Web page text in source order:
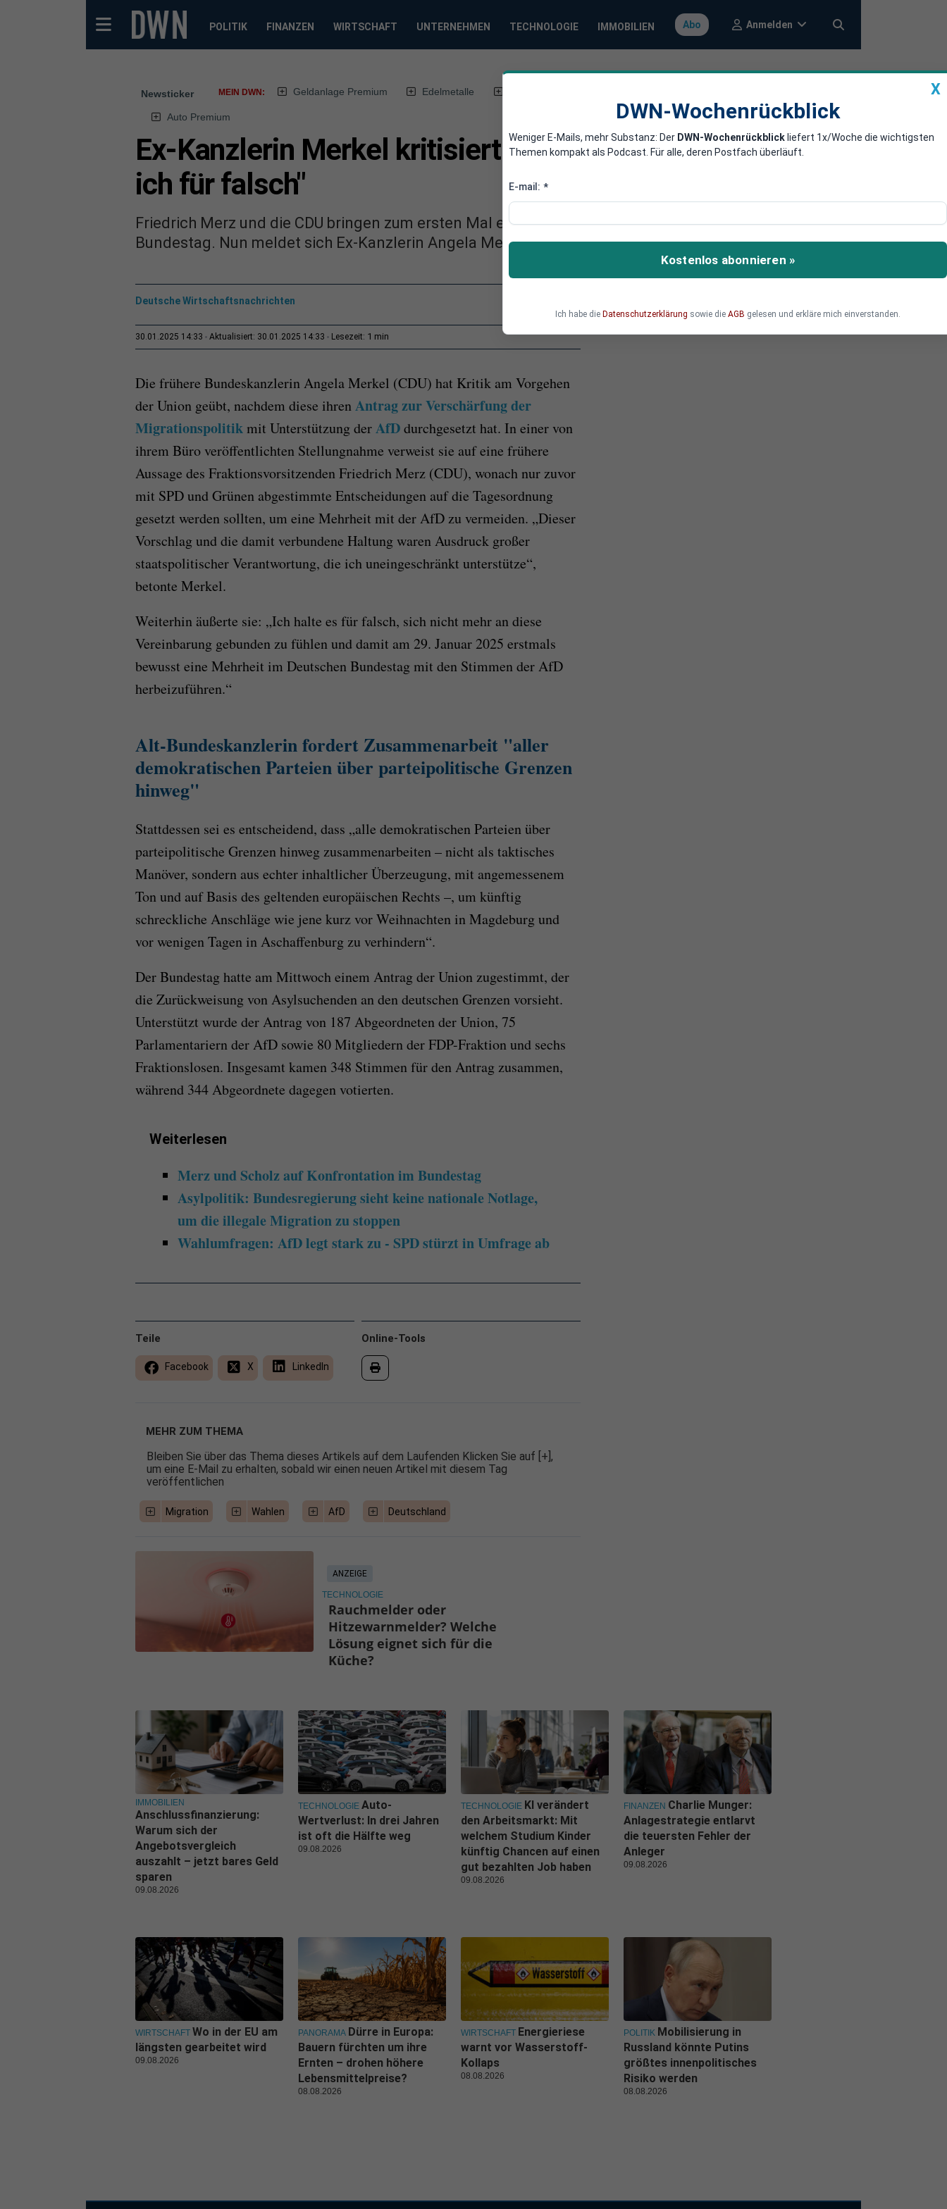
POLITIK FINANZEN WIRTSCHAFT UNTERNEHMEN TECHNOLOGIE IMMOBILIEN Abo Anmelden
Newsticker MEIN DWN: Geldanlage Premium Edelmetalle
Auto Premium
Ex-Kanzlerin Merkel kritisiert Friedrich Merz: "Halte
ich für falsch"
Friedrich Merz und die CDU bringen zum ersten Mal einen Antrag mit Hilfe der AfD durch den
Bundestag. Nun meldet sich Ex-Kanzlerin Angela Merkel zum Vorgehen der Union zu Wort.
Deutsche Wirtschaftsnachrichten
30.01.2025 14:33 Aktualisiert: 30.01.2025 14:33 Lesezeit: 1 min
Die frühere Bundeskanzlerin Angela Merkel (CDU) hat Kritik am Vorgehen
der Union geübt, nachdem diese ihrenAntrag zur Verschärfung der
Migrationspolitik mit Unterstützung derAfDdurchgesetzt hat. In einer von
ihrem Büro veröffentlichten Stellungnahme verweist sie auf eine frühere
Aussage des Fraktionsvorsitzenden Friedrich Merz (CDU), wonach nur zuvor
mit SPD und Grünen abgestimmte Entscheidungen auf die Tagesordnung
gesetzt werden sollten, um eine Mehrheit mit der AfD zu vermeiden. „Dieser
Vorschlag und die damit verbundene Haltung waren Ausdruck großer
staatspolitischer Verantwortung, die ich uneingeschränkt unterstütze“,
betonte Merkel.
Weiterhin äußerte sie: „Ich halte es für falsch, sich nicht mehr an diese
Vereinbarung gebunden zu fühlen und damit am 29. Januar 2025 erstmals
bewusst eine Mehrheit im Deutschen Bundestag mit den Stimmen der AfD
herbeizuführen.“
Alt-Bundeskanzlerin fordert Zusammenarbeit "aller
demokratischen Parteien über parteipolitische Grenzen
hinweg"
Stattdessen sei es entscheidend, dass „alle demokratischen Parteien über
parteipolitische Grenzen hinweg zusammenarbeiten – nicht als taktisches
Manöver, sondern aus echter inhaltlicher Überzeugung, mit angemessenem
Ton und auf Basis des geltenden europäischen Rechts –, um künftig
schreckliche Anschläge wie jene kurz vor Weihnachten in Magdeburg und
vor wenigen Tagen in Aschaffenburg zu verhindern“.
Der Bundestag hatte am Mittwoch einem Antrag der Union zugestimmt, der
die Zurückweisung von Asylsuchenden an den deutschen Grenzen vorsieht.
Unterstützt wurde der Antrag von 187 Abgeordneten der Union, 75
Parlamentariern der AfD sowie 80 Mitgliedern der FDP-Fraktion und sechs
Fraktionslosen. Insgesamt kamen 348 Stimmen für den Antrag zusammen,
während 344 Abgeordnete dagegen votierten.
Weiterlesen
Merz und Scholz auf Konfrontation im Bundestag
Asylpolitik: Bundesregierung sieht keine nationale Notlage,
um die illegale Migration zu stoppen
Wahlumfragen: AfD legt stark zu - SPD stürzt in Umfrage ab
Online-Tools
Teile
Facebook X LinkedIn
MEHR ZUM THEMA
Bleiben Sie über das Thema dieses Artikels auf dem Laufenden Klicken Sie auf [+],
um eine E-Mail zu erhalten, sobald wir einen neuen Artikel mit diesem Tag
veröffentlichen
Migration Wahlen AfD Deutschland
ANZEIGE
TECHNOLOGIE
Rauchmelder oder
Hitzewarnmelder? Welche
Lösung eignet sich für die
Küche?
X
DWN-Wochenrückblick
Weniger E-Mails, mehr Substanz: Der DWN-Wochenrückblick liefert 1x/Woche die wichtigsten
Themen kompakt als Podcast. Für alle, deren Postfach überläuft.
E-mail: *
Kostenlos abonnieren »
Ich habe die Datenschutzerklärung sowie die AGB gelesen und erkläre mich einverstanden.
IMMOBILIEN
Anschlussfinanzierung:
Warum sich der
Angebotsvergleich
auszahlt – jetzt bares Geld
sparen
09.08.2026
TECHNOLOGIE Auto-
Wertverlust: In drei Jahren
ist oft die Hälfte weg
09.08.2026
TECHNOLOGIE KI verändert
den Arbeitsmarkt: Mit
welchem Studium Kinder
künftig Chancen auf einen
gut bezahlten Job haben
09.08.2026
FINANZEN Charlie Munger:
Anlagestrategie entlarvt
die teuersten Fehler der
Anleger
09.08.2026
WIRTSCHAFT Wo in der EU am
längsten gearbeitet wird
09.08.2026
PANORAMA Dürre in Europa:
Bauern fürchten um ihre
Ernten – drohen höhere
Lebensmittelpreise?
08.08.2026
WIRTSCHAFT Energieriese
warnt vor Wasserstoff-
Kollaps
08.08.2026
POLITIK Mobilisierung in
Russland könnte Putins
größtes innenpolitisches
Risiko werden
08.08.2026